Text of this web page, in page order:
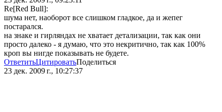
Re[Red Bull]:
шума нет, наоборот все слишком гладкое, да и жепег
постарался.
на знаке и гирляндах не хватает детализации, так как они
просто далеко - я думаю, что это некритично, так как 100%
кроп вы нигде показывать не будете.
ОтветитьЦитироватьПоделиться
23 дек. 2009 г., 10:27:37